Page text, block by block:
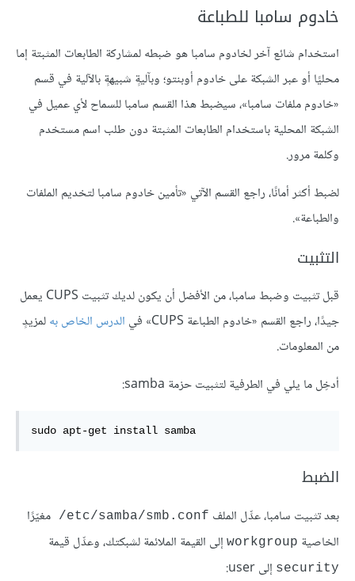
خادوم سامبا للطباعة
استخدام شائع آخر لخادوم سامبا هو ضبطه لمشاركة الطابعات المثبتة إما
محليًا أو عبر الشبكة على خادوم أوبنتو؛ وبآليةٍ شبيهةٍ بالآلية في قسم
«خادوم ملفات سامبا»، سيضبط هذا القسم سامبا للسماح لأي عميل في
الشبكة المحلية باستخدام الطابعات المثبتة دون طلب اسم مستخدم
وكلمة مرور.
لضبط أكثر أمانًا، راجع القسم الآتي «تأمين خادوم سامبا لتخديم الملفات
والطباعة».
التثبيت
قبل تثبيت وضبط سامبا، من الأفضل أن يكون لديك تثبيت CUPS يعمل
جيدًا، راجع القسم «خادوم الطباعة CUPS» في
الدرس الخاص بهلمزيدٍ
من المعلومات.
أدخِل ما يلي في الطرفية لتثبيت حزمة samba:
sudo apt-get install samba
الضبط
بعد تثبيت سامبا، عدِّل الملف ‎/etc/samba/smb.conf
مغيّرًا
الخاصية workgroup إلى القيمة الملائمة لشبكتك، وعدِّل قيمة
security إلى user: